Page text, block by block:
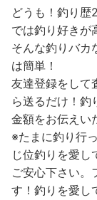
どうも！釣り歴
では釣り好きが
そんな釣りバカ
は簡単！
友達登録をして
ら送るだけ！釣
金額をお伝えい
※たまに釣り行
じ位釣りを愛し
ご安心下さい。
す！釣りを愛し